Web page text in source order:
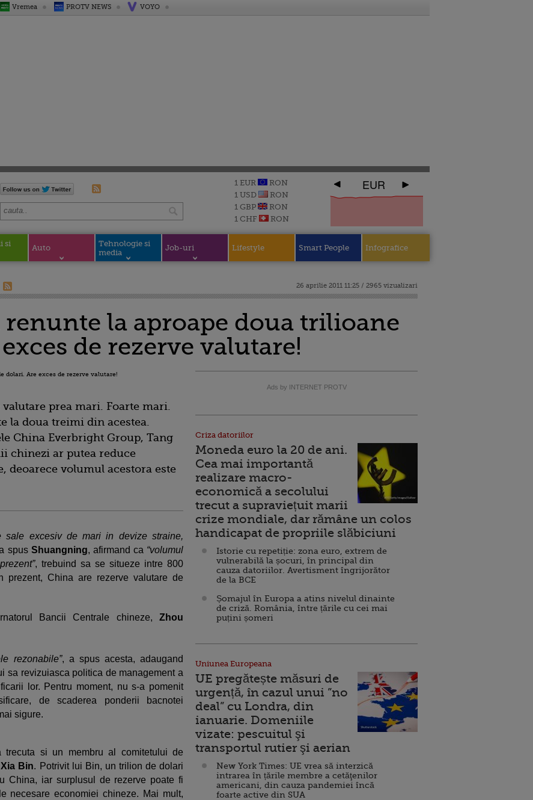
Vremea PROTV NEWS VOYO
1 EUR
RON
1 USD
RON
1 GBP
RON
1 CHF
RON
EUR
si
Auto
Tehnologie si
media
Job-uri Lifestyle Smart People Infografice
26 aprilie 2011 11:25 / 2965 vizualizari
renunte la aproape doua trilioane
de rezerve valutare!
prea mari. Foarte mari.
la doua treimi din acestea.
China Everbright Group, Tang
chinezi ar putea reduce
deoarece volumul acestora este
sale excesiv de mari in devize straine,
spus Shuangning, afirmand ca “volumul
, trebuind sa se situeze intre 800
China are rezerve valutare de
Bancii Centrale chineze, Zhou
rezonabile”, a spus acesta, adaugand
sa revizuiasca politica de management a
lor. Pentru moment, nu s-a pomenit
de scaderea ponderii bacnotei
sigure.
trecuta si un membru al comitetului de
Xia Bin. Potrivit lui Bin, un trilion de dolari
China, iar surplusul de rezerve poate fi
necesare economiei chineze. Mai mult,
Ads by INTERNET PROTV
Criza datoriilor
Moneda euro la 20 de ani.
Cea mai importantă
realizare macro-
economică a secolului
trecut a supraviețuit marii
crize mondiale, dar rămâne un colos
handicapat de propriile slăbiciuni
Istorie cu repetiție: zona euro, extrem de
vulnerabilă la șocuri, în principal din
cauza datoriilor. Avertisment îngrijorător
de la BCE
Șomajul în Europa a atins nivelul dinainte
de criză. România, între țările cu cei mai
puțini șomeri
Uniunea Europeana
UE pregătește măsuri de
urgență, în cazul unui ”no
deal” cu Londra, din
ianuarie. Domeniile
vizate: pescuitul şi
transportul rutier şi aerian
New York Times: UE vrea să interzică
intrarea în țările membre a cetăţenilor
americani, din cauza pandemiei încă
foarte active din SUA